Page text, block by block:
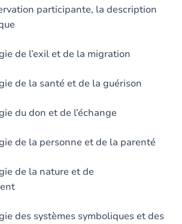
participante, la description
de l’exil et de la migration
de la santé et de la guérison
du don et de l’échange
de la personne et de la parenté
de la nature et de
des systèmes symboliques et des